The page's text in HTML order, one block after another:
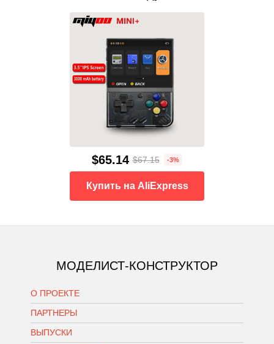
$65.14 $67.15 -3%
Купить на AliExpress
МОДЕЛИСТ-КОНСТРУКТОР
О ПРОЕКТЕ
ПАРТНЕРЫ
ВЫПУСКИ